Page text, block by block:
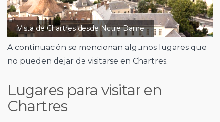
Vista de Chartres desde Notre Dame
A continuación se mencionan algunos lugares que
no pueden dejar de visitarse en Chartres.
Lugares para visitar en
Chartres